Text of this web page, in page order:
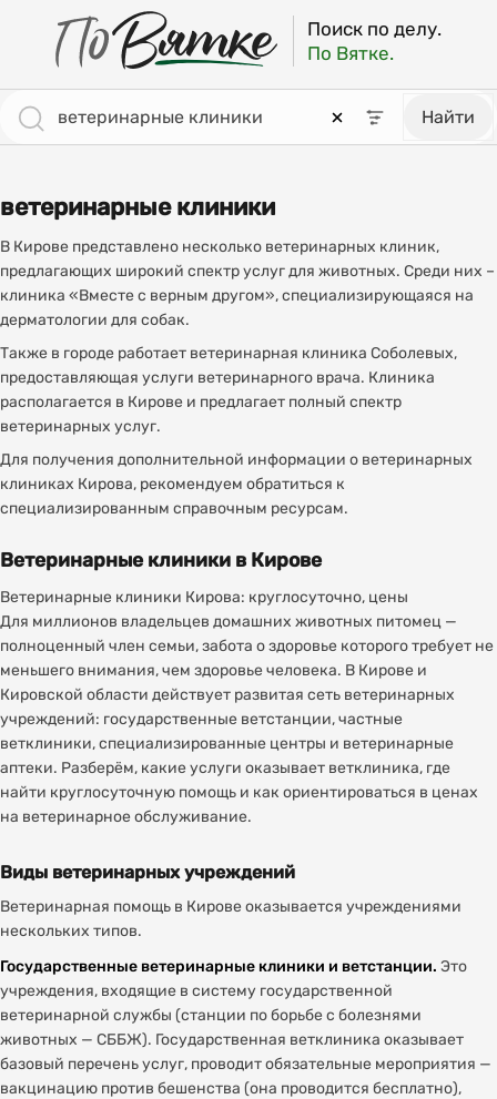
Поиск по делу.
По Вятке.
Найти
ветеринарные клиники
В Кирове представлено несколько ветеринарных клиник,
предлагающих широкий спектр услуг для животных. Среди них –
клиника «Вместе с верным другом», специализирующаяся на
дерматологии для собак.
Также в городе работает ветеринарная клиника Соболевых,
предоставляющая услуги ветеринарного врача. Клиника
располагается в Кирове и предлагает полный спектр
ветеринарных услуг.
Для получения дополнительной информации о ветеринарных
клиниках Кирова, рекомендуем обратиться к
специализированным справочным ресурсам.
Ветеринарные клиники в Кирове
Ветеринарные клиники Кирова: круглосуточно, цены
Для миллионов владельцев домашних животных питомец —
полноценный член семьи, забота о здоровье которого требует не
меньшего внимания, чем здоровье человека. В Кирове и
Кировской области действует развитая сеть ветеринарных
учреждений: государственные ветстанции, частные
ветклиники, специализированные центры и ветеринарные
аптеки. Разберём, какие услуги оказывает ветклиника, где
найти круглосуточную помощь и как ориентироваться в ценах
на ветеринарное обслуживание.
Виды ветеринарных учреждений
Ветеринарная помощь в Кирове оказывается учреждениями
нескольких типов.
Государственные ветеринарные клиники и ветстанции. Это
учреждения, входящие в систему государственной
ветеринарной службы (станции по борьбе с болезнями
животных — СББЖ). Государственная ветклиника оказывает
базовый перечень услуг, проводит обязательные мероприятия —
вакцинацию против бешенства (она проводится бесплатно),